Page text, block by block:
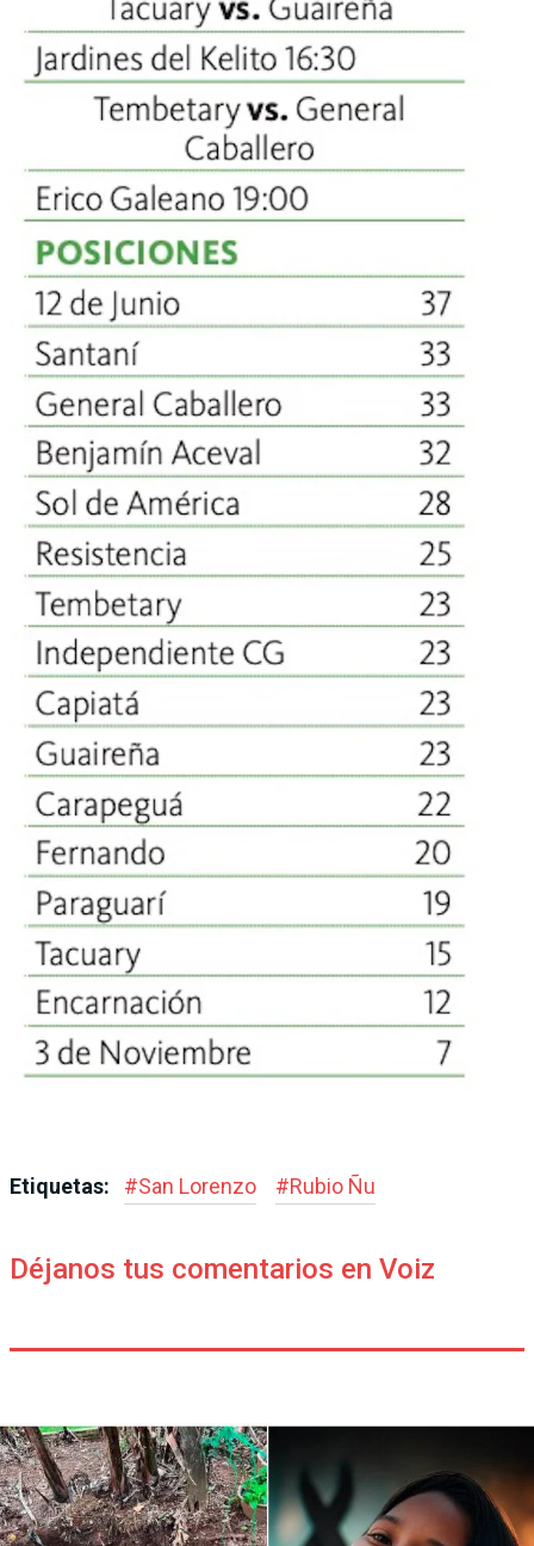
Etiquetas: #San Lorenzo #Rubio Ñu
Déjanos tus comentarios en Voiz